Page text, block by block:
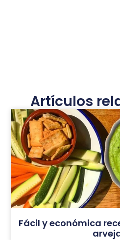
Artículos
Fácil y económica